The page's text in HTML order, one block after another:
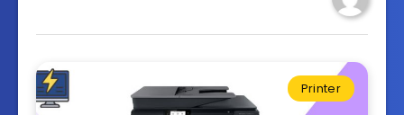
Printer